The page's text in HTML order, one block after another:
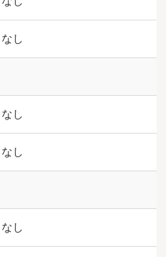
なし
なし
なし
なし